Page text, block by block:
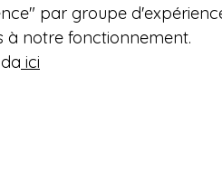
par groupe
à notre fonctionnement.
ici